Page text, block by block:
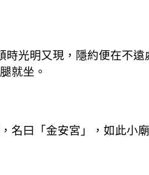
時光明又現，隱約便在不
就坐。
名曰「金安宮」，如此小